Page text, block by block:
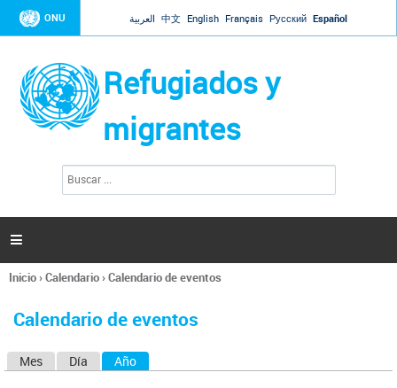
Jump to navigation
ONU العربية 中文 English Français Русский Español
Refugiados y
migrantes
l
s

Se
usted
Inicio›Calendario›Calendario de eventos
Calendario de eventos
Mes Día Año